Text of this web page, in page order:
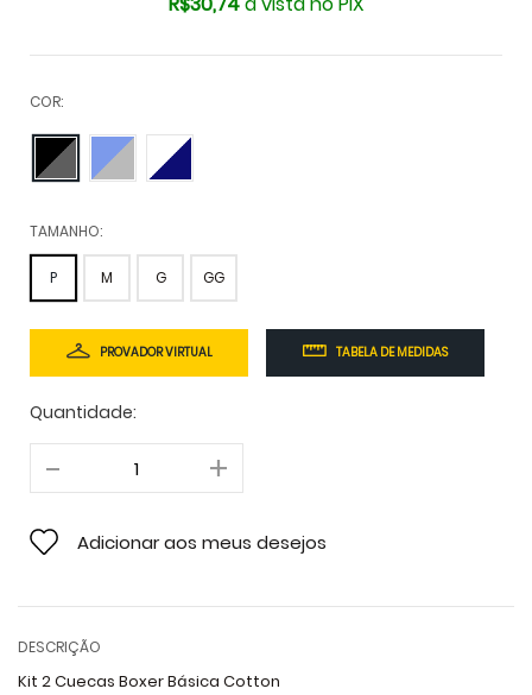
DESCRIÇÃO
Kit 2 Cuecas Boxer Básica Cotton
COR:
TAMANHO:
P M G GG
PROVADOR VIRTUAL TABELA DE MEDIDAS
Quantidade:
Adicionar aos meus desejos